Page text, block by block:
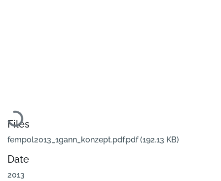
Loading...
Files
fempol2013_1gann_konzept.pdf.pdf(192.13 KB)
Date
2013